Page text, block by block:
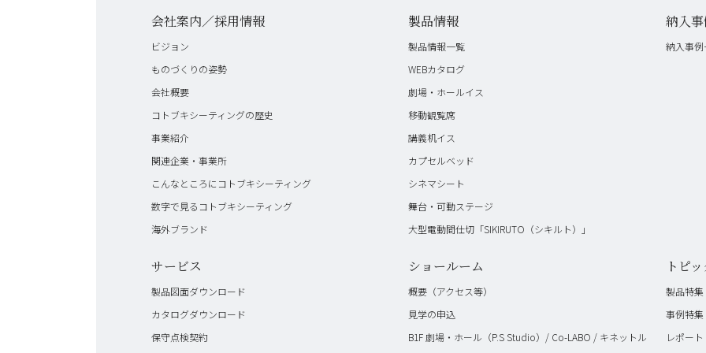
会社案内／採用情報
ビジョン
ものづくりの姿勢
会社概要
コトブキシーティングの歴史
事業紹介
関連企業・事業所
こんなところにコトブキシーティング
数字で見るコトブキシーティング
海外ブランド
製品情報
製品情報一覧
WEBカタログ
劇場・ホールイス
移動観覧席
講義机イス
カプセルベッド
シネマシート
舞台・可動ステージ
大型電動間仕切「SIKIRUTO（シキルト）」
納入
納入事例
サービス
製品図面ダウンロード
カタログダウンロード
保守点検契約
ショールーム
概要（アクセス等）
見学の申込
B1F 劇場・ホール（P.S Studio）/ Co-LABO / キネットル
トピ
製品特集
事例特集
レポート